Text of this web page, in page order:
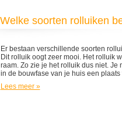
Welke soorten rolluiken
Er bestaan verschillende soorten
Dit rolluik oogt zeer mooi. Het rolluik
raam. Zo zie je het rolluik dus niet. Je
in de bouwfase van je huis een
Lees meer »